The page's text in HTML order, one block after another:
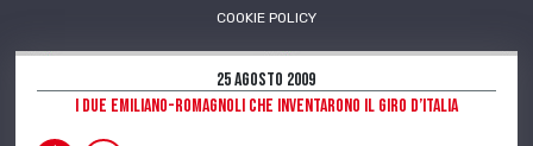
25 Agosto 2009
I due emiliano-romagnoli che inventarono il Giro d’Italia
COOKIE POLICY